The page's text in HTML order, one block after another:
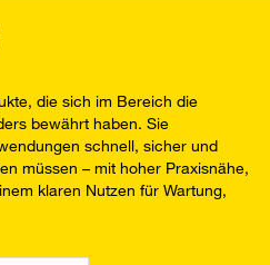
die sich im Bereich die
bewährt haben. Sie
schnell, sicher und
müssen – mit hoher Praxisnähe,
klaren Nutzen für Wartung,